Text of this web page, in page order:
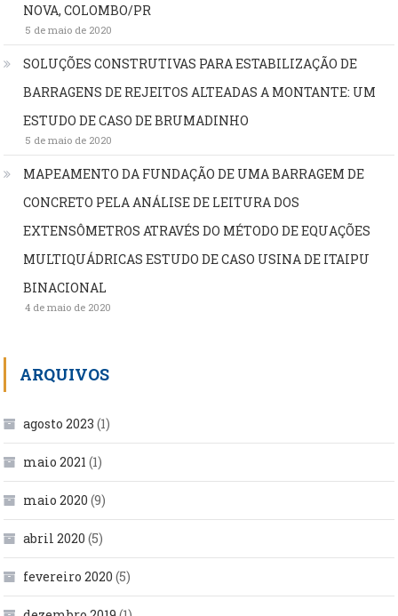
NOVA, COLOMBO/PR
5 de maio de 2020
SOLUÇÕES CONSTRUTIVAS PARA ESTABILIZAÇÃO DE
BARRAGENS DE REJEITOS ALTEADAS A MONTANTE: UM
ESTUDO DE CASO DE BRUMADINHO
5 de maio de 2020
MAPEAMENTO DA FUNDAÇÃO DE UMA BARRAGEM DE
CONCRETO PELA ANÁLISE DE LEITURA DOS
EXTENSÔMETROS ATRAVÉS DO MÉTODO DE EQUAÇÕES
MULTIQUÁDRICAS ESTUDO DE CASO USINA DE ITAIPU
BINACIONAL
4 de maio de 2020
ARQUIVOS
agosto 2023 (1)
maio 2021 (1)
maio 2020 (9)
abril 2020 (5)
fevereiro 2020 (5)